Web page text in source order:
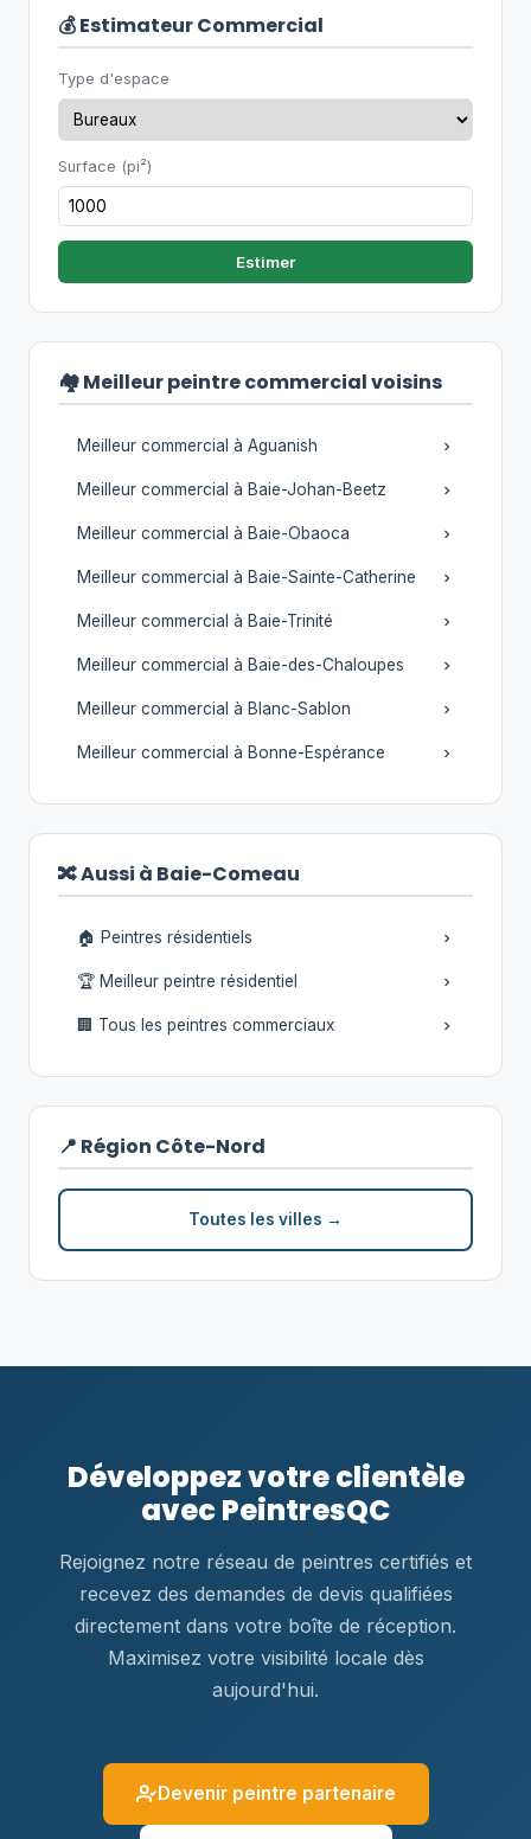
💰 Estimateur Commercial
Type d'espace
Surface (pi²)
Estimer
🏘️ Meilleur peintre commercial voisins
Meilleur commercial à Aguanish
Meilleur commercial à Baie-Johan-Beetz
Meilleur commercial à Baie-Obaoca
Meilleur commercial à Baie-Sainte-Catherine
Meilleur commercial à Baie-Trinité
Meilleur commercial à Baie-des-Chaloupes
Meilleur commercial à Blanc-Sablon
Meilleur commercial à Bonne-Espérance
🔀 Aussi à Baie-Comeau
🏠 Peintres résidentiels
🏆 Meilleur peintre résidentiel
🏢 Tous les peintres commerciaux
📍 Région Côte-Nord
Toutes les villes →
Développez votre clientèle
avec PeintresQC
Rejoignez notre réseau de peintres certifiés et
recevez des demandes de devis qualifiées
directement dans votre boîte de réception.
Maximisez votre visibilité locale dès
aujourd'hui.
Devenir peintre partenaire